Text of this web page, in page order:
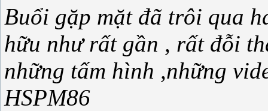
Buổi gặp mặt đã trôi qua
hữu như rất gần , rất đỗi
những tấm hình ,những
HSPM86